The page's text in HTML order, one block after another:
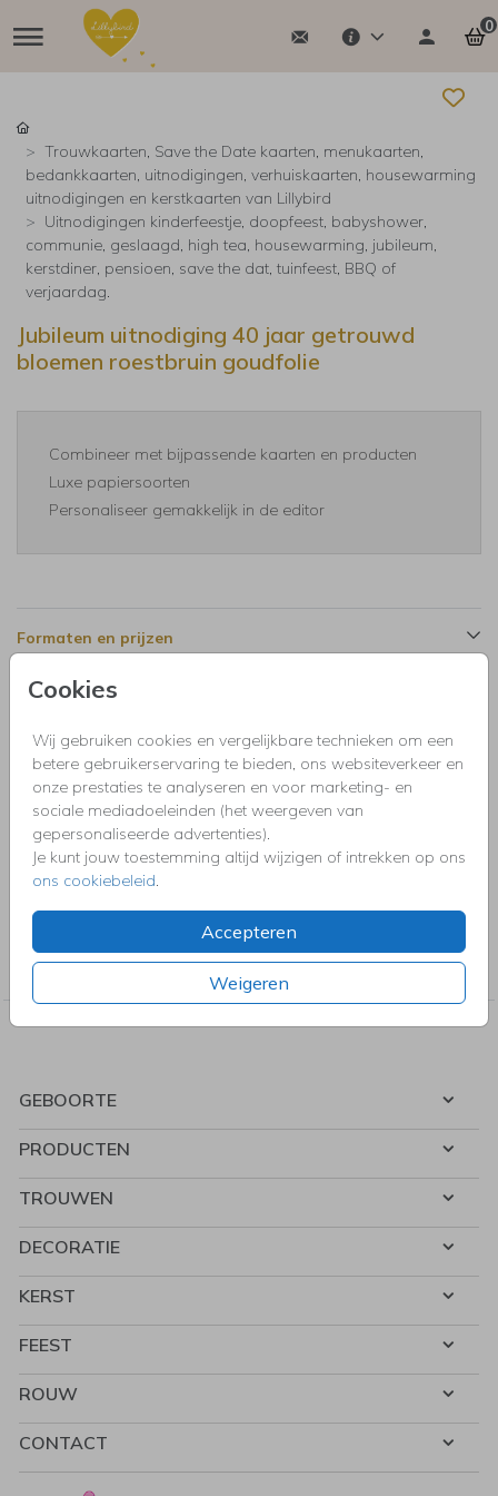
0
Cookies
Wij gebruiken cookies en vergelijkbare technieken om een
betere gebruikerservaring te bieden, ons websiteverkeer en
onze prestaties te analyseren en voor marketing- en
sociale mediadoeleinden (het weergeven van
gepersonaliseerde advertenties).
Je kunt jouw toestemming altijd wijzigen of intrekken op ons
ons cookiebeleid.
Accepteren
Weigeren
Trouwkaarten, Save the Date kaarten, menukaarten,
bedankkaarten, uitnodigingen, verhuiskaarten, housewarming
uitnodigingen en kerstkaarten van Lillybird
Uitnodigingen kinderfeestje, doopfeest, babyshower,
communie, geslaagd, high tea, housewarming, jubileum,
kerstdiner, pensioen, save the dat, tuinfeest, BBQ of
verjaardag.
Jubileum uitnodiging 40 jaar getrouwd
bloemen roestbruin goudfolie
Combineer met bijpassende kaarten en producten
Luxe papiersoorten
Personaliseer gemakkelijk in de editor
Formaten en prijzen
Productinformatie
Omschrijving
Jubileum uitnodiging 40 jaar getrouwd bloemen roestbruin
goudfolie.
Collectie
Uitnodigingen kinderfeestje, doopfeest, babyshower,
communie, geslaagd, high tea, housewarming, jubileum,
kerstdiner, pensioen, save the dat, tuinfeest, BBQ of verjaardag.
GEBOORTE
PRODUCTEN
TROUWEN
DECORATIE
KERST
FEEST
ROUW
CONTACT